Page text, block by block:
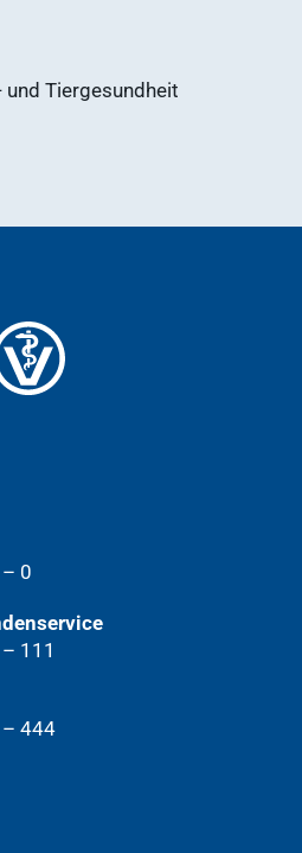
Tiergesundheit
0
111
444